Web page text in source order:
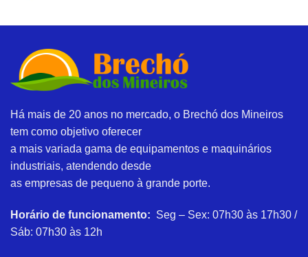
Há mais de 20 anos no mercado, o Brechó dos Mineiros
tem como objetivo oferecer
a mais variada gama de equipamentos e maquinários
industriais, atendendo desde
as empresas de pequeno à grande porte.
Horário de funcionamento: Seg – Sex: 07h30 às 17h30 /
Sáb: 07h30 às 12h